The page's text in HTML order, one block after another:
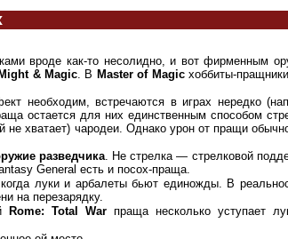
вроде как-то несолидно, и вот фирменным
& Magic. В Master of Magic хоббиты-
необходим, встречаются в играх нередко
остается для них единственным способом
не хватает) чародеи. Однако урон от пращи
разведчика. Не стрелка — стрелковой
General есть и посох-праща.
луки и арбалеты бьют единожды. В
на перезарядку.
Rome: Total Warпраща несколько уступает